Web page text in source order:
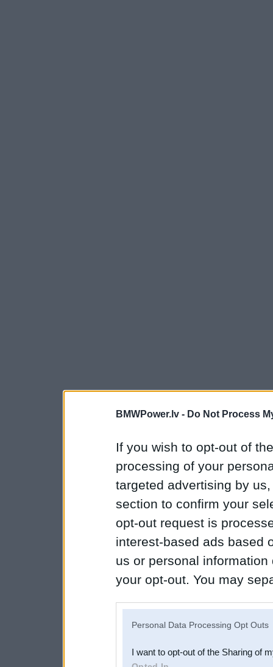
BMWPower.lv - Do Not Process
If you wish to opt-out of
processing of your
targeted advertising by
section to confirm your
opt-out request is
interest-based ads based
us or personal
your opt-out. You may
Downstream Participants
Personal Data Processing Opt Outs
I want to opt-out of the Sharing of